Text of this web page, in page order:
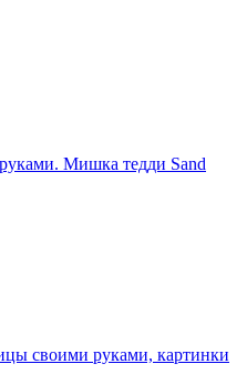
Мишка тедди Sand
своими руками, картинки